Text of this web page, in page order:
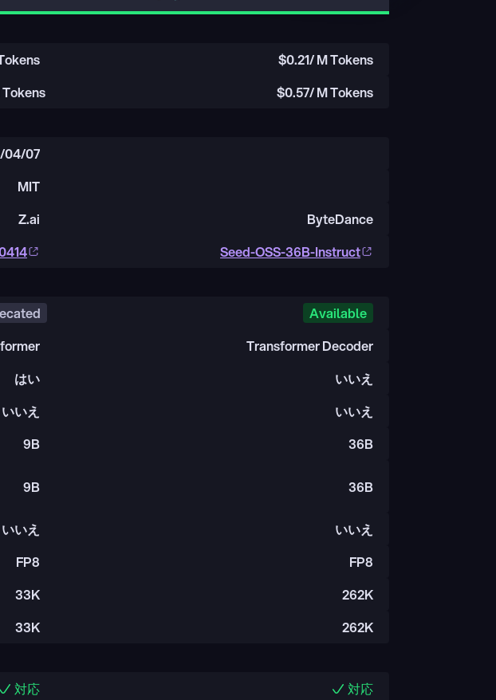
$0.21/ M Tokens
$0.57/ M Tokens
04/07
MIT
Z.ai
ByteDance
Seed-OSS-36B-Instruct
Available
Transformer Decoder
はい
いいえ
いいえ
いいえ
9B
36B
9B 36B
いいえ
いいえ
FP8
FP8
33K
262K
33K 262K
対応
対応